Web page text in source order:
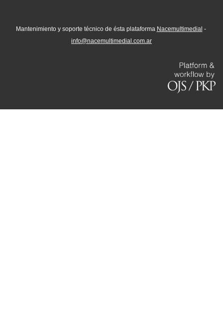
Mantenimiento y soporte técnico de ésta plataforma Nacemultimedial -
info@nacemultimedial.com.ar